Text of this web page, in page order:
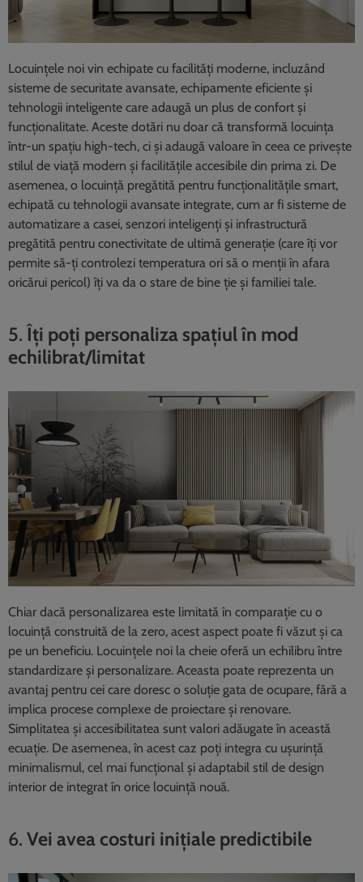
Locuințele noi vin echipate cu facilități moderne, incluzând
sisteme de securitate avansate, echipamente eficiente și
tehnologii inteligente care adaugă un plus de confort și
funcționalitate. Aceste dotări nu doar că transformă locuința
într-un spațiu high-tech, ci și adaugă valoare în ceea ce privește
stilul de viață modern și facilitățile accesibile din prima zi. De
asemenea, o locuință pregătită pentru funcționalitățile smart,
echipată cu tehnologii avansate integrate, cum ar fi sisteme de
automatizare a casei, senzori inteligenți și infrastructură
pregătită pentru conectivitate de ultimă generație (care îți vor
permite să-ți controlezi temperatura ori să o menții în afara
oricărui pericol) îți va da o stare de bine ție și familiei tale.
5. Îți poți personaliza spațiul în mod
echilibrat/limitat
Chiar dacă personalizarea este limitată în comparație cu o
locuință construită de la zero, acest aspect poate fi văzut și ca
pe un beneficiu. Locuințele noi la cheie oferă un echilibru între
standardizare și personalizare. Aceasta poate reprezenta un
avantaj pentru cei care doresc o soluție gata de ocupare, fără a
implica procese complexe de proiectare și renovare.
Simplitatea și accesibilitatea sunt valori adăugate în această
ecuație. De asemenea, în acest caz poți integra cu ușurință
minimalismul, cel mai funcțional și adaptabil stil de design
interior de integrat în orice locuință nouă.
6. Vei avea costuri inițiale predictibile